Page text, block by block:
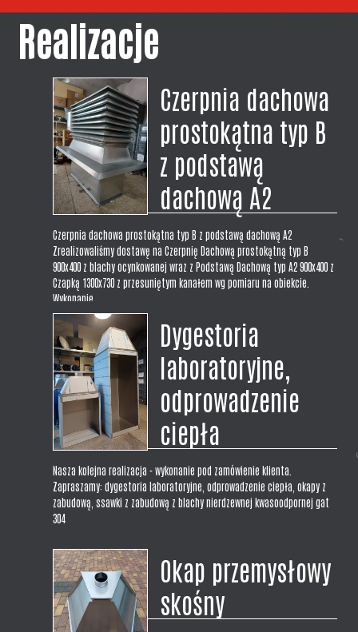
Realizacje
Czerpnia dachowa
prostokątna typ B
z podstawą
dachową A2
Czerpnia dachowa prostokątna typ B z podstawą dachową A2
Zrealizowaliśmy dostawę na Czerpnię Dachową prostokątną typ B
900x400 z blachy ocynkowanej wraz z Podstawą Dachową typ A2 900x400 z
Czapką 1300x730 z przesuniętym kanałem wg pomiaru na obiekcie.
Wykonanie...
Dygestoria
laboratoryjne,
odprowadzenie
ciepła
Nasza kolejna realizacja - wykonanie pod zamówienie klienta.
Zapraszamy: dygestoria laboratoryjne, odprowadzenie ciepła, okapy z
zabudową, ssawki z zabudową z blachy nierdzewnej kwasoodpornej gat
304
Okap przemysłowy
skośny